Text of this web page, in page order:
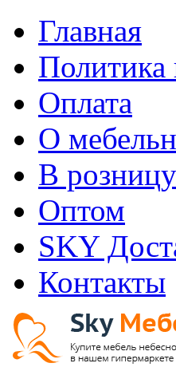
Главная
Политика
Оплата
О
В розницу
Оптом
SKY
Контакты